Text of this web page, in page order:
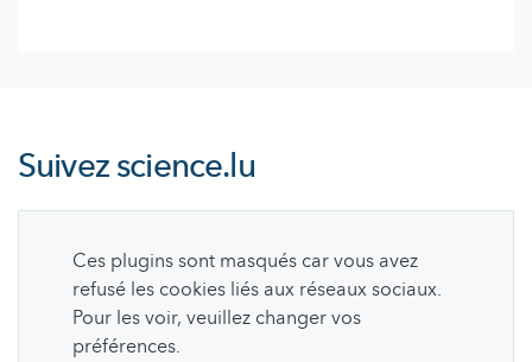
Suivezscience.lu
Ces plugins sont masqués car vous avez
refusé les cookies liés aux réseaux sociaux.
Pour les voir, veuillez changer vos
préférences.